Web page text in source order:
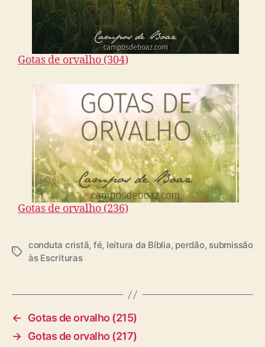
Gotas de orvalho (304)
Gotas de orvalho (236)
T
conduta cristã, fé, leitura da Bíblia, perdão, submissão
às Escrituras
←
Gotas de orvalho (215)
→ Gotas de orvalho (217)